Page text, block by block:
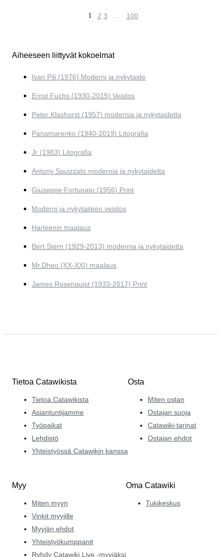
1 2 3 … 100
Aiheeseen liittyvät kokoelmat
Ivan Pili (1976) Moderni ja nykytaide
Ernst Fuchs (1930-2015) Veistos
Peter Klashorst (1957) modernia ja nykytaidetta
Panamarenko (1940-2019) Litografia
Jr (1983) Litografia
Antony Squizzato modernia ja nykytaidetta
Giuseppe Fortunato (1956) Print
Moderni ja nykytaiteen veistos
Harleenin maalaus
Bert Stern (1929-2013) modernia ja nykytaidetta
Mr.Dheo (XX-XXI) maalaus
James Rosenquist (1933-2017) Print
Tietoa Catawikista
Tietoa Catawikista
Asiantuntijamme
Työpaikat
Lehdistö
Yhteistyössä Catawikin kanssa
Osta
Miten ostan
Ostajan suoja
Catawiki-tarinat
Ostajan ehdot
Myy
Miten myyn
Vinkit myyjille
Myyjän ehdot
Yhteistyökumppanit
Ryhdy Catawiki Live -myyjäksi
Oma Catawiki
Tukikeskus